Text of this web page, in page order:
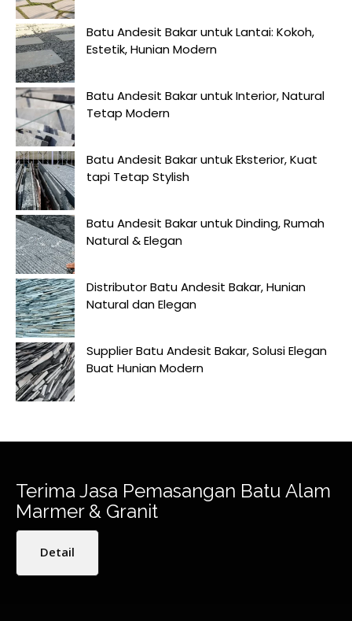
Batu Andesit Bakar untuk Lantai: Kokoh,
Estetik, Hunian Modern
Batu Andesit Bakar untuk Interior, Natural
Tetap Modern
Batu Andesit Bakar untuk Eksterior, Kuat
tapi Tetap Stylish
Batu Andesit Bakar untuk Dinding, Rumah
Natural & Elegan
Distributor Batu Andesit Bakar, Hunian
Natural dan Elegan
Supplier Batu Andesit Bakar, Solusi Elegan
Buat Hunian Modern
Terima Jasa Pemasangan Batu Alam
Marmer & Granit
Detail